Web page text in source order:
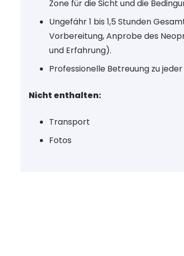
Zone für die Sicht und die
Ungefähr 1 bis 1,5 Stunden
Vorbereitung, Anprobe des
und Erfahrung).
Professionelle Betreuung zu jeder
Nicht enthalten:
Transport
Fotos